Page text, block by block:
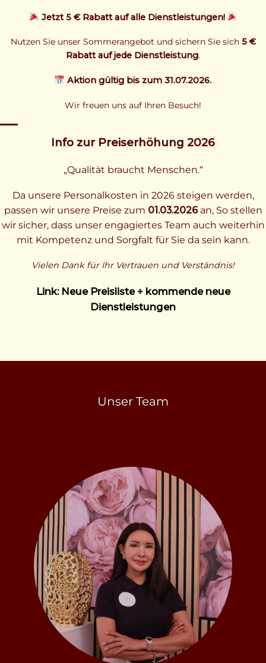
Jetzt 5 € Rabatt auf alle Dienstleistungen!
Nutzen Sie unser Sommerangebot und sichern Sie sich 5 €
Rabatt auf jede Dienstleistung.
Aktion gültig bis zum 31.07.2026.
Wir freuen uns auf Ihren Besuch!
Info zur Preiserhöhung 2026
„Qualität braucht Menschen.“
Da unsere Personalkosten in 2026 steigen werden,
passen wir unsere Preise zum 01.03.2026an, So stellen
wir sicher, dass unser engagiertes Team auch weiterhin
mit Kompetenz und Sorgfalt für Sie da sein kann.
Vielen Dank für Ihr Vertrauen und Verständnis!
Link: Neue Preisliste + kommende neue
Dienstleistungen
Unser Team